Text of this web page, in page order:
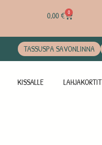
0,00€ 0
TASSUSPA SAVONLINNA
KISSALLE LAHJAKORTIT